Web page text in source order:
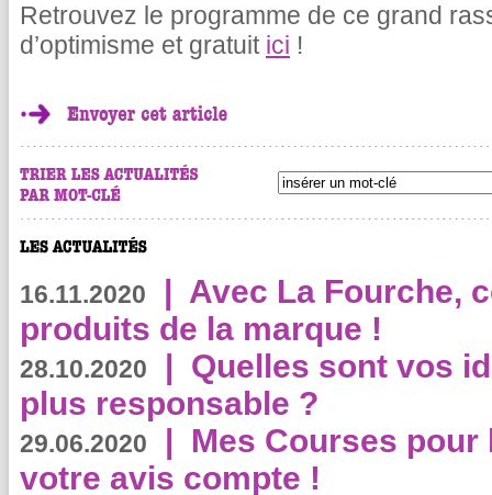
Retrouvez le programme de ce grand
d’optimisme et gratuit ici !
16.11.2020 | Avec La Fourche,
produits de la marque !
28.10.2020 | Quelles sont vos
plus responsable ?
29.06.2020 | Mes Courses pour
votre avis compte !